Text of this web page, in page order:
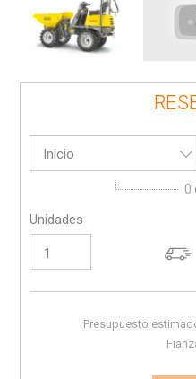
Inicio
0
Unidades
Presupuesto